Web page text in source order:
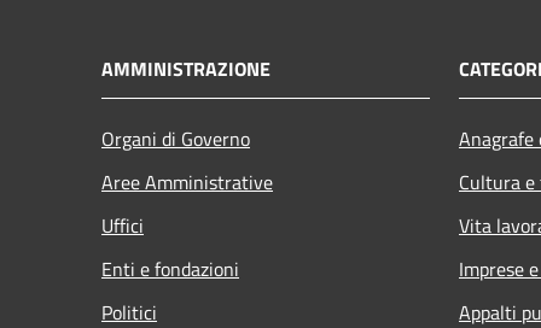
AMMINISTRAZIONE
Organi di Governo
Aree Amministrative
Uffici
Enti e fondazioni
Politici
Cultura
Vita
Imprese
Appalti